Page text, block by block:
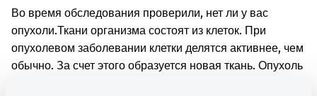
Во время обследования проверили, нет ли у вас
опухоли.Ткани организма состоят из клеток. При
опухолевом заболевании клетки делятся активнее, чем
обычно. За счет этого образуется новая ткань. Опухоль